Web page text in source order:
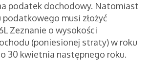
podatek dochodowy. Natomiast
musi złożyć
Zeznanie o wysokości
(poniesionej straty) w roku
30 kwietnia następnego roku.